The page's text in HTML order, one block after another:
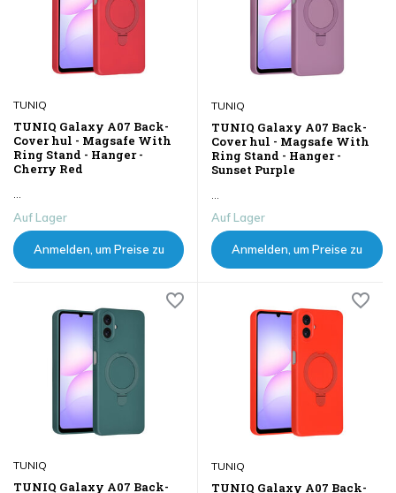
TUNIQ
TUNIQ Galaxy A07 Back-
Cover hul - Magsafe With
Ring Stand - Hanger -
Cherry Red
Auf Lager
Anmelden, um Preise zu
TUNIQ
TUNIQ Galaxy A07 Back-
Cover hul - Magsafe With
Ring Stand - Hanger -
Sunset Purple
Auf Lager
Anmelden, um Preise zu
TUNIQ
TUNIQ Galaxy A07 Back-
TUNIQ
TUNIQ Galaxy A07 Back-